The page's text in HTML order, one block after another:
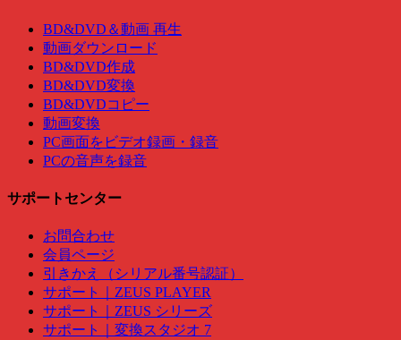
BD&DVD＆動画 再生
動画ダウンロード
BD&DVD作成
BD&DVD変換
BD&DVDコピー
動画変換
PC画面をビデオ録画・録音
PCの音声を録音
サポートセンター
お問合わせ
会員ページ
引きかえ（シリアル番号認証）
サポート｜ZEUS PLAYER
サポート｜ZEUS シリーズ
サポート｜変換スタジオ 7